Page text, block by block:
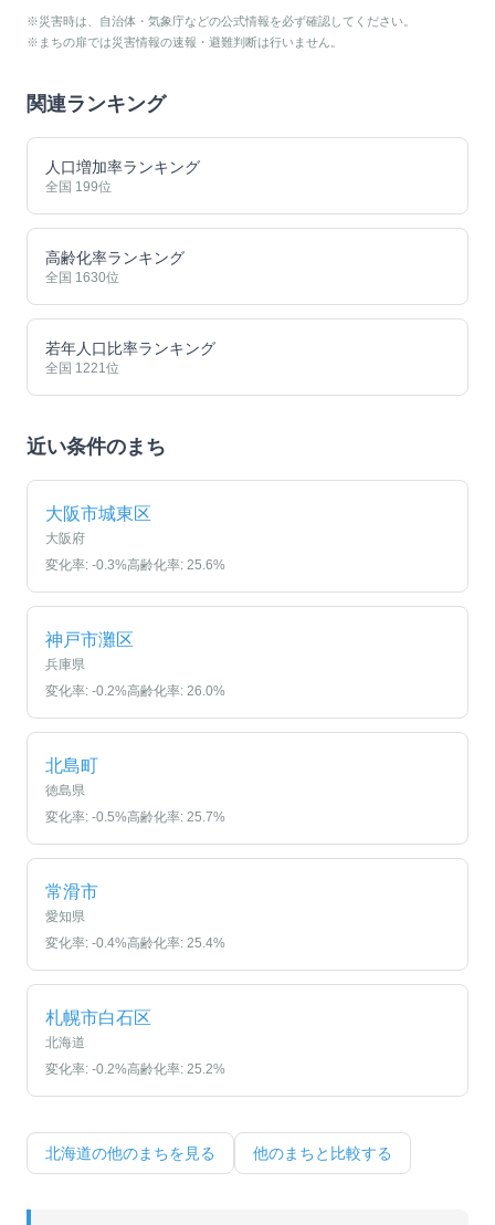
※災害時は、自治体・気象庁などの公式情報を必ず確認してください。
※まちの扉では災害情報の速報・避難判断は行いません。
関連ランキング
人口増加率ランキング
全国 199位
高齢化率ランキング
全国 1630位
若年人口比率ランキング
全国 1221位
近い条件のまち
大阪市城東区
大阪府
変化率: -0.3%高齢化率: 25.6%
神戸市灘区
兵庫県
変化率: -0.2%高齢化率: 26.0%
北島町
徳島県
変化率: -0.5%高齢化率: 25.7%
常滑市
愛知県
変化率: -0.4%高齢化率: 25.4%
札幌市白石区
北海道
変化率: -0.2%高齢化率: 25.2%
北海道の他のまちを見る 他のまちと比較する